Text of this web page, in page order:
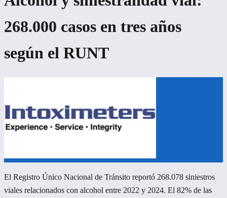
268.000 casos en tres años
según el RUNT
El Registro Único Nacional de Tránsito reportó 268.078 siniestros
viales relacionados con alcohol entre 2022 y 2024. El 82% de las